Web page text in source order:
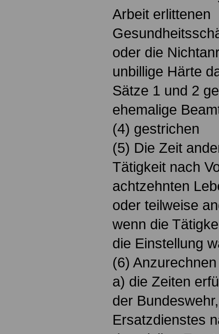
Arbeit erlittenen
oder die
unbillige Härte
Sätze 1 und 2
ehemalige
(4) gestrichen
(5) Die Zeit
Tätigkeit nach
achtzehnten
oder teilweise
wenn die
die Einstellung
(6)
a) die Zeiten
der
Ersatzdienstes